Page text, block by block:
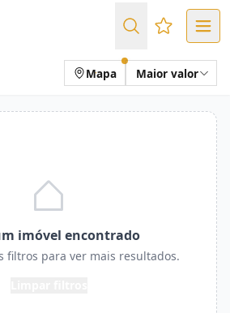
Favoritos
Mapa Maior valor
imóvel encontrado
filtros para ver mais resultados.